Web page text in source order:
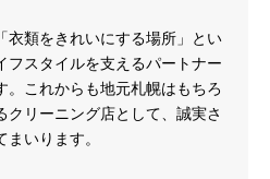
衣類をきれいにする場所」とい
フスタイルを支えるパートナー
。これからも地元札幌はもちろ
クリーニング店として、誠実さ
いります。